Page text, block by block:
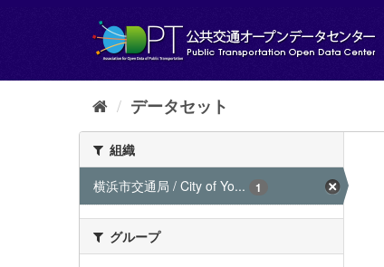
し
データセット
組織
横浜市交通局 / City of Yo...
1
グループ